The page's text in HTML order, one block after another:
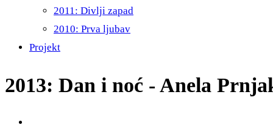
2011: Divlji zapad
2010: Prva ljubav
Projekt
2013: Dan i noć - Anela